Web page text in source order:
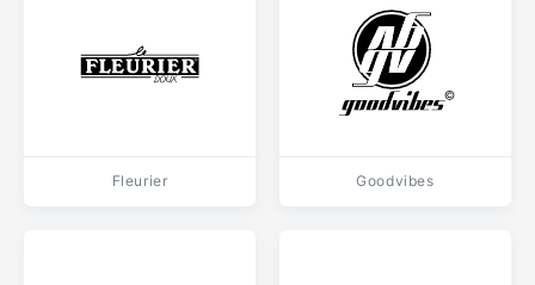
Fleurier Goodvibes